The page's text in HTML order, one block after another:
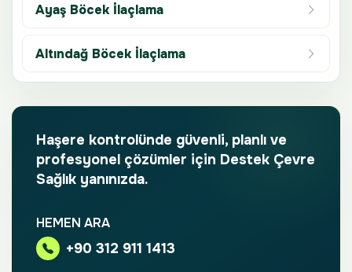
Ayaş Böcek İlaçlama
Altındağ Böcek İlaçlama
Haşere kontrolünde güvenli, planlı ve
profesyonel çözümler için Destek Çevre
Sağlık yanınızda.
HEMEN ARA
+90 312 911 1413